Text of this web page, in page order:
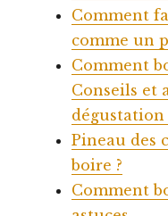
Comment
comme un
Comment
Conseils et
dégustation
Pineau des
boire ?
Comment